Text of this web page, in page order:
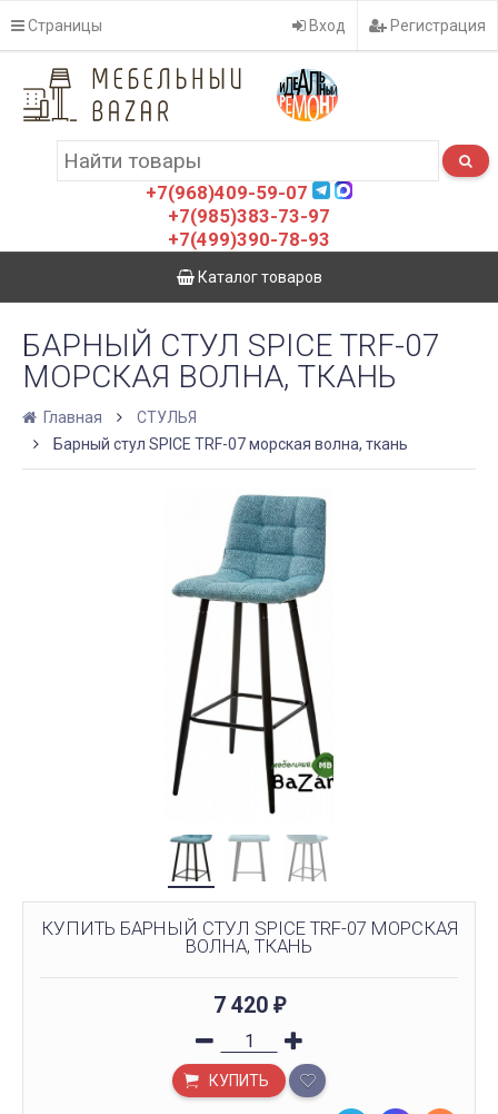
Страницы Вход Регистрация
+7(968)409-59-07
+7(985)383-73-97
+7(499)390-78-93
Каталог товаров
БАРНЫЙ СТУЛ SPICE TRF-07
МОРСКАЯ ВОЛНА, ТКАНЬ
Главная
СТУЛЬЯ
Барный стул SPICE TRF-07 морская волна, ткань
КУПИТЬ БАРНЫЙ СТУЛ SPICE TRF-07 МОРСКАЯ
ВОЛНА, ТКАНЬ
7 420 ₽
КУПИТЬ